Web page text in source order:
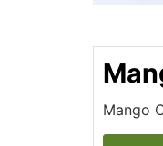
Mango